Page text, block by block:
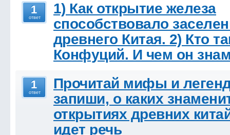
1
ответ
1) Как открытие железа
способствовало
древнего Китая. 2) Кто
Конфуций. И чем он
1
ответ
Прочитай мифы и
запиши, о каких
открытиях древних
идет речь